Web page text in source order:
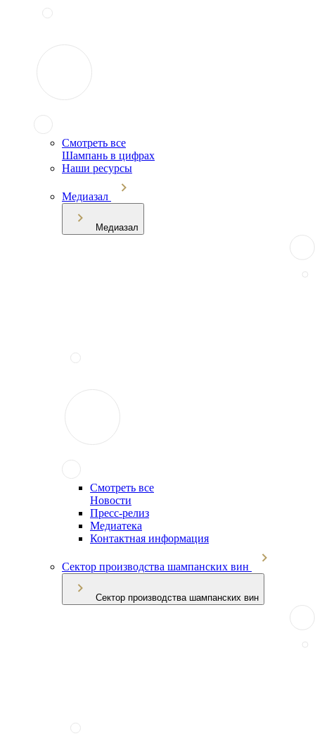
Смотреть все
Шампань в цифрах
Наши ресурсы
Медиазал
Медиазал
Смотреть все
Новости
Пресс-релиз
Медиатека
Контактная информация
Сектор производства шампанских вин
Сектор производства шампанских вин